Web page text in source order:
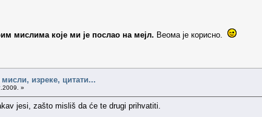
мислима које ми је послао на мејл. Веома је корисно.
изреке, цитати...
»
jesi, zašto misliš da će te drugi prihvatiti.